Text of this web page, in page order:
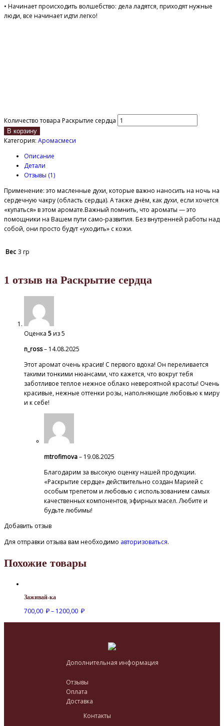
• Начинает происходить волшебство: дела ладятся, приходят нужные
люди, все начинает идти легко!
Количество товара Раскрытие сердца
В корзину
Категория: Аромасмеси
Описание
Детали
Отзывы (1)
Применение: это масленные духи, которые важно наносить на ночь на
сердечную чакру (область сердца). А также днём, как духи, если хочется
«купаться» в этом аромате.Важный помнить, что ароматы — это
помощники на Вашем пути само-развития. Без внутренней работы над
собой, они просто будут «уходить» с кожи.
Вес 3 гр
1 отзыв на Раскрытие сердца
Оценка 5из 5
n_ross– 14.08.2025
Этот аромат очень красив! С первого вдоха! Он переливается
такими тонкими нюансами, что кажется, что вокруг тебя
заботливое теплое нежное облако невероятной красоты! Очень
красивые, нежные оттенки розы, наполняющие любовью к миру
и к себе!
mtrofimova– 19.08.2025
Благодарим за высокую оценку нашей продукции.
«Раскрытие сердце» действительно создан Марией с
особым трепетом и любовью с использованием самых
качественных компонентов, эфирных масел. Любите и
будьте любимы!
Добавить отзыв
Для отправки отзыва вам необходимо авторизоваться.
Похожие товары
Заживай-ка
700,00 ₽ – 1200,00 ₽
Дополнительная информация
Отзывы
Оплата
Доставка
Контакты